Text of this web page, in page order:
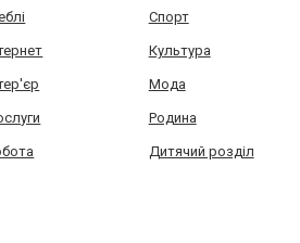
Спорт
Культура
Мода
Родина
Дитячий розділ